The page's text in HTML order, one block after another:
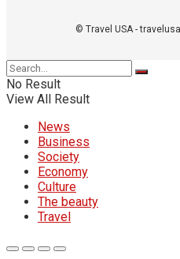
© Travel USA -
No Result
View All Result
News
Business
Society
Economy
Culture
The beauty
Travel